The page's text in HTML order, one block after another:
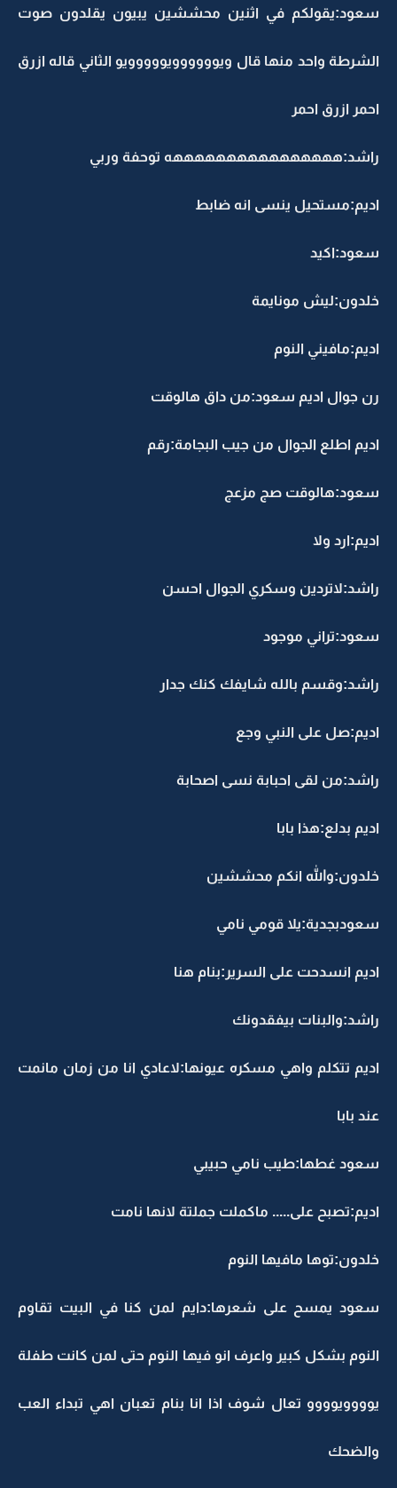
سعود:يقولكم في اثنين محششين يبيون يقلدون صوت
الشرطة واحد منها قال ويوووووويووووويو الثاني قاله ازرق
احمر ازرق احمر
راشد:ههههههههههههههههه توحفة وربي
اديم:مستحيل ينسى انه ضابط
سعود:اكيد
خلدون:ليش مونايمة
اديم:مافيني النوم
رن جوال اديم سعود:من داق هالوقت
اديم اطلع الجوال من جيب البجامة:رقم
سعود:هالوقت صج مزعج
اديم:ارد ولا
راشد:لاتردين وسكري الجوال احسن
سعود:تراني موجود
راشد:وقسم بالله شايفك كنك جدار
اديم:صل على النبي وجع
راشد:من لقى احبابة نسى اصحابة
اديم بدلع:هذا بابا
خلدون:والله انكم محششين
سعودبجدية:يلا قومي نامي
اديم انسدحت على السرير:بنام هنا
راشد:والبنات بيفقدونك
اديم تتكلم واهي مسكره عيونها:لاعادي انا من زمان مانمت
عند بابا
سعود غطها:طيب نامي حبيبي
اديم:تصبح على..... ماكملت جملتة لانها نامت
خلدون:توها مافيها النوم
سعود يمسح على شعرها:دايم لمن كنا في البيت تقاوم
النوم بشكل كبير واعرف انو فيها النوم حتى لمن كانت طفلة
يوووويوووو تعال شوف اذا انا بنام تعبان اهي تبداء العب
والضحك